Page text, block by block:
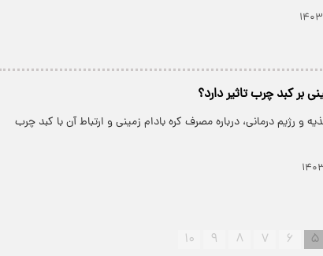
بر کبد چرب تاثیر دارد؟
رژیم درمانی، درباره مصرف کره بادام زمینی و ارتباط آن با کبد چرب
۵ ۶ ۷ ۸ ۹ ۱۰